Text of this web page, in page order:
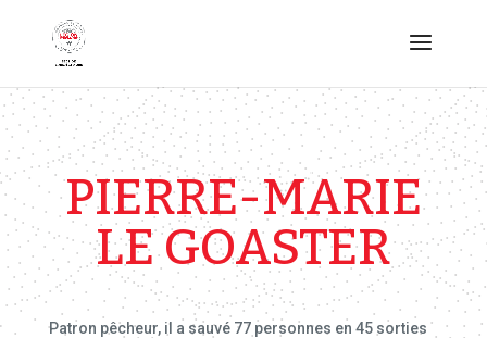
PIERRE-MARIE
LE GOASTER
Patron pêcheur, il a sauvé 77 personnes en 45 sorties